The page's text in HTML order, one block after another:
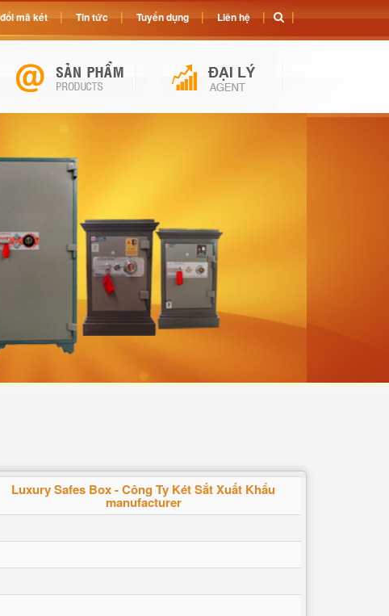
Luxury Safes Box - Công Ty Két Sắt Xuất Khẩu
manufacturer
mã két Tin tức Tuyển dụng Liên hệ